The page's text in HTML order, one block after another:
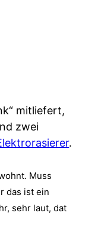
mitliefert,
zwei
.
Muss
das ist ein
sehr laut, dat